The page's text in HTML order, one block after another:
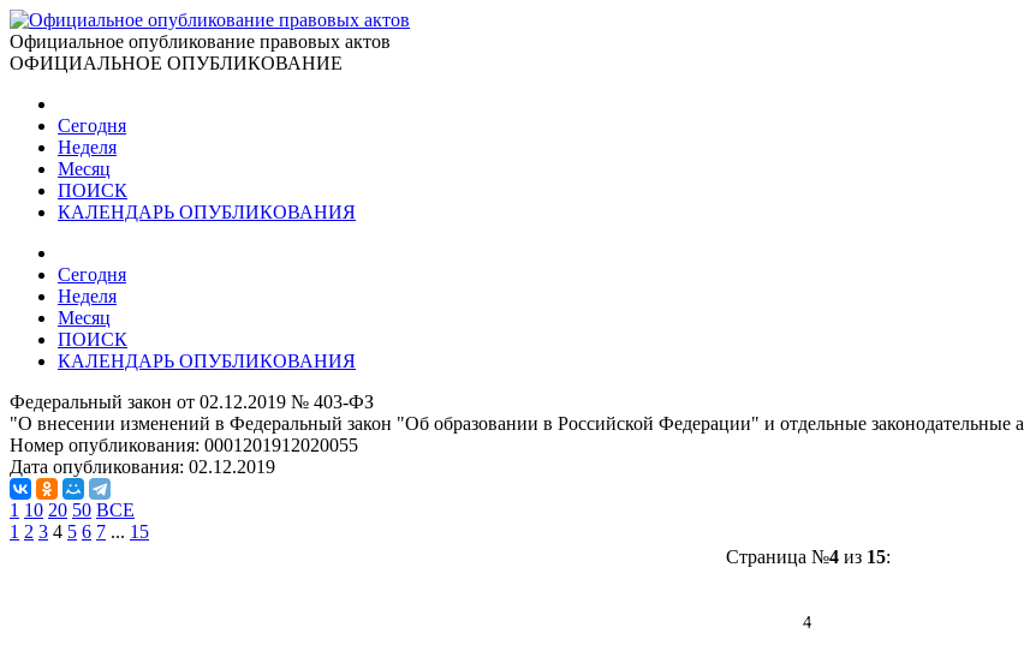
Официальное опубликование правовых актов
ОФИЦИАЛЬНОЕ ОПУБЛИКОВАНИЕ
Сегодня
Неделя
Месяц
ПОИСК
КАЛЕНДАРЬ ОПУБЛИКОВАНИЯ
Сегодня
Неделя
Месяц
ПОИСК
КАЛЕНДАРЬ ОПУБЛИКОВАНИЯ
Федеральный закон от 02.12.2019 № 403-ФЗ
"О внесении изменений в Федеральный закон "Об образовании в Российской Федерации" и отдельные законодательные
Номер опубликования: 0001201912020055
Дата опубликования: 02.12.2019
1 10 20 50 ВСЕ
1 2 3 4 5 6 7 ... 15
Страница №4из 15: